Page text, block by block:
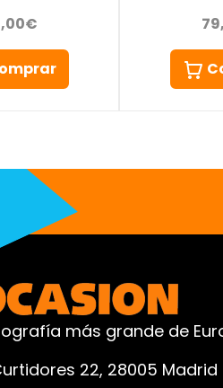
más grande de
22, 28005 Madrid